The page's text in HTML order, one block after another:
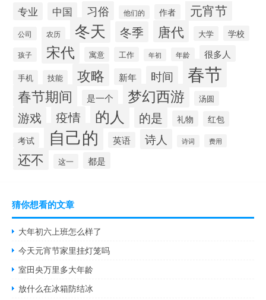
专业 中国 习俗 他们的 作者 元宵节
公司 农历 冬天 冬季 唐代 大学 学校
孩子 宋代 寓意 工作 年初 年龄 很多人
手机 技能 攻略 新年 时间 春节
春节期间 是一个 梦幻西游 汤圆
游戏 疫情 的人 的是 礼物
红包
考试
自己的 英语 诗人 诗词 费用
还不 这一 都是
猜你想看的文章
大年初六上班怎么样了
今天元宵节家里挂灯笼吗
室田央万里多大年龄
放什么在冰箱防结冰